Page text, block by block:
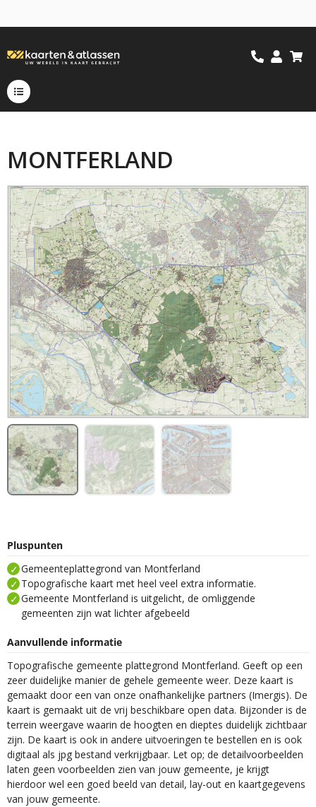
MONTFERLAND
Pluspunten
Gemeenteplattegrond van Montferland
Topografische kaart met heel veel extra informatie.
Gemeente Montferland is uitgelicht, de omliggende
gemeenten zijn wat lichter afgebeeld
Aanvullende informatie
Topografische gemeente plattegrond Montferland. Geeft op een
zeer duidelijke manier de gehele gemeente weer. Deze kaart is
gemaakt door een van onze onafhankelijke partners (Imergis). De
kaart is gemaakt uit de vrij beschikbare open data. Bijzonder is de
terrein weergave waarin de hoogten en dieptes duidelijk zichtbaar
zijn. De kaart is ook in andere uitvoeringen te bestellen en is ook
digitaal als jpg bestand verkrijgbaar. Let op; de detailvoorbeelden
laten geen voorbeelden zien van jouw gemeente, je krijgt
hierdoor wel een goed beeld van detail, lay-out en kaartgegevens
van jouw gemeente.